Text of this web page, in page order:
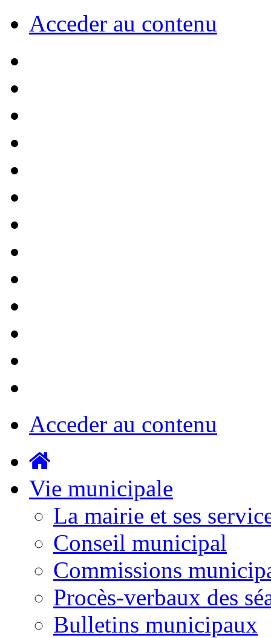
Acceder au contenu
Acceder au contenu
Vie municipale
La mairie et ses
Conseil municipal
Commissions
Procès-verbaux des
Bulletins municipaux